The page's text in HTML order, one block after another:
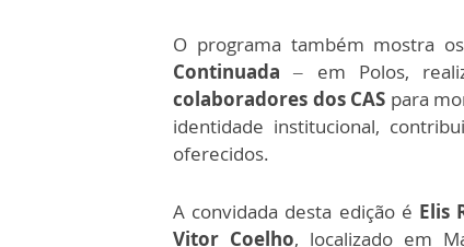
O programa também mostra
Continuada– em Polos,
colaboradores dos CAS para
identidade institucional,
oferecidos.
A convidada desta edição é Elis
Vitor Coelho, localizado em